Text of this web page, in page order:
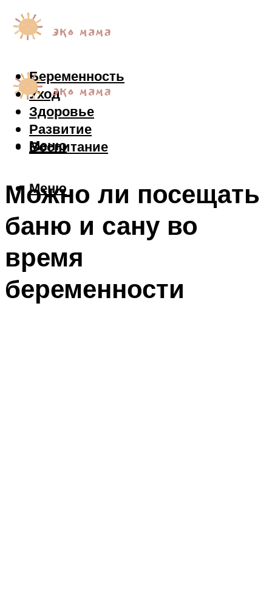
Беременность
Уход
Здоровье
Развитие
Воспитание
Меню
Меню
Можно ли посещать
баню и сану во
время
беременности